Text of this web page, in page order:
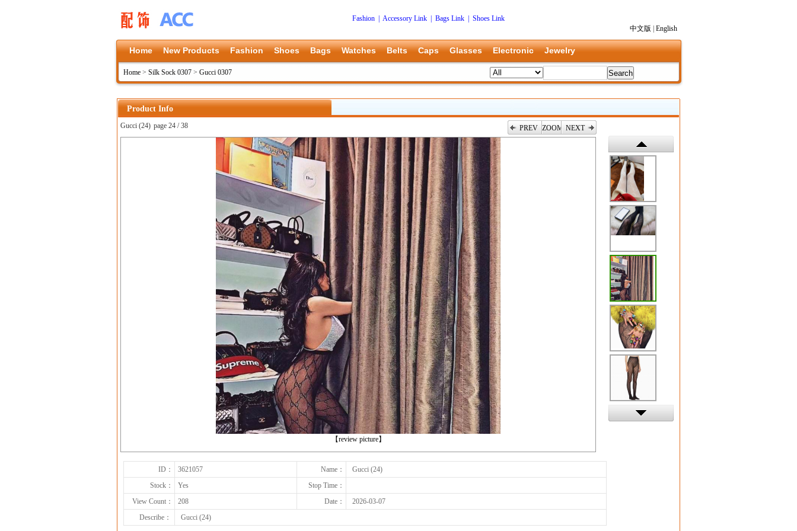
Fashion Accessory Link Bags Link
Shoes Link
中文版
English
Home New Products Fashion Shoes Bags Watches Belts Caps Glasses Electronic Jewelry
Home > Silk Sock 0307 > Gucci 0307
Product Info
Gucci (24) page 24 / 38 PREV ZOOM NEXT
【review picture】
上一张
下一张
ID： 3621057 Name：
Gucci (24)
Stock：
Yes
Stop Time：
View Count：
208 Date：
2026-03-07
Describe：
Gucci (24)